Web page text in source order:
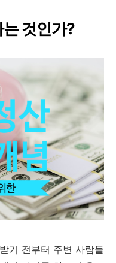
것인가?
기 전부터 주변 사람들